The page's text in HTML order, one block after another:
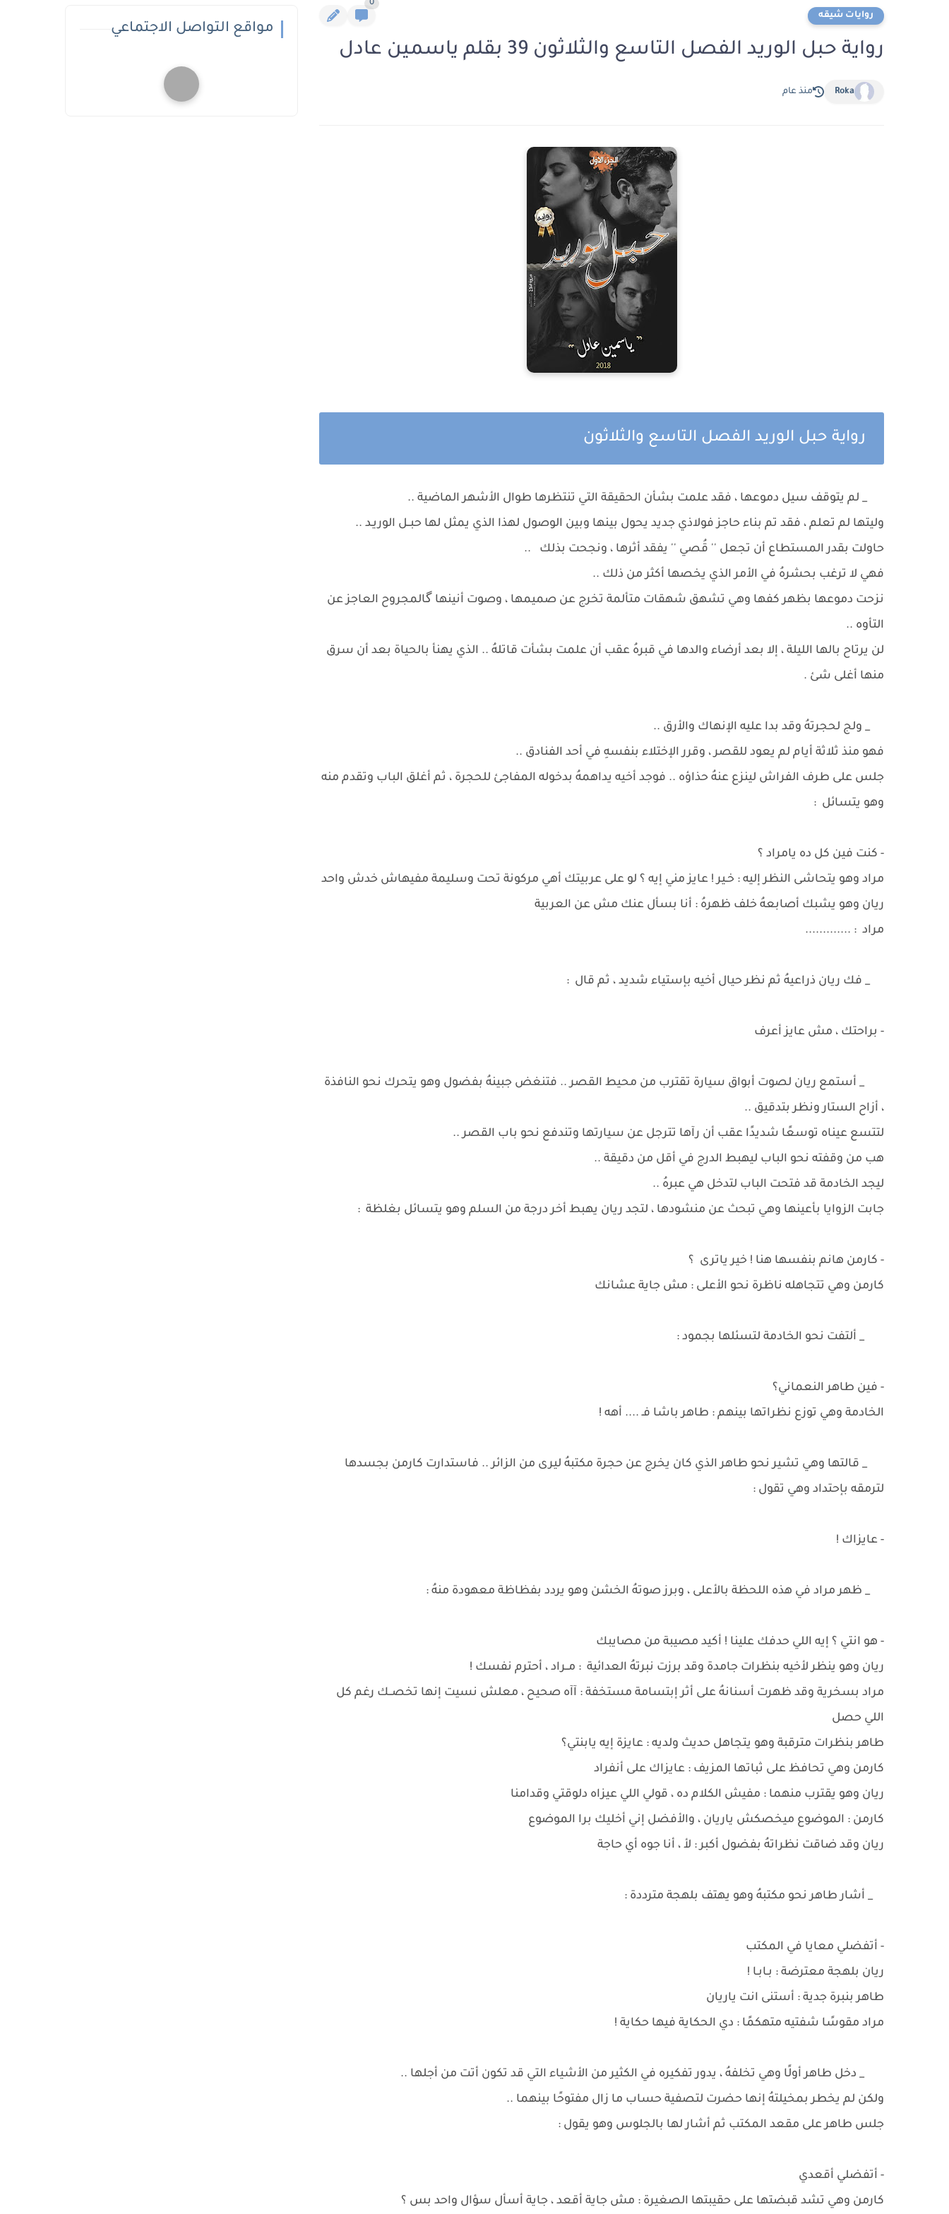
روايات شيقه
0
رواية حبل الوريد الفصل التاسع والثلاثون 39 بقلم ياسمين عادل
Roka منذ عام
رواية حبل الوريد الفصل التاسع والثلاثون
_ لم يتوقف سيل دموعها ، فقد علمت بشأن الحقيقة التي تنتظرها طوال الأشهر الماضية ..
وليتها لم تعلم ، فقد تم بناء حاجز فولاذي جديد يحول بينها وبين الوصول لهذا الذي يمثل لها حبــل الوريـد ..
حاولت بقدر المستطاع أن تجعل '' قُصي '' يفقد أثرها ، ونجحت بذلك ..
فهي لا ترغب بحشرهُ في الأمر الذي يخصها أكثر من ذلك ..
نزحت دموعها بظهر كفها وهي تشهق شهقات متألمة تخرج عن صميمها ، وصوت أنينها گالمجروح العاجز عن
التأوه ..
لن يرتاح بالها الليلة ، إلا بعد أرضاء والدها في قبرهُ عقب أن علمت بشأت قاتلهُ .. الذي يهنأ بالحياة بعد أن سرق
منها أغلى شئ .
_ ولج لحجرتهُ وقد بدا عليه الإنهاك والأرق ..
فهو منذ ثلاثة أيام لم يعود للقصر ، وقرر الإختلاء بنفسهِ في أحد الفنادق ..
جلس على طرف الفراش لينزع عنهُ حذاؤه .. فوجد أخيه يداهمهُ بدخوله المفاجئ للحجرة ، ثم أغلق الباب وتقدم منه
وهو يتسائل :
- كنت فين كل ده يامراد ؟
مراد وهو يتحاشى النظر إليه : خـير ! عايز مني إيه ؟ لو على عربيتك أهي مركونة تحت وسليمة مفيهاش خدش واحد
ريان وهو يشبك أصابعهُ خلف ظهرهُ : أنا بسأل عنك مش عن العربية
مراد : .............
_ فك ريان ذراعيهُ ثم نظر حيال أخيه بإستياء شديد ، ثم قال :
- براحتك ، مش عايز أعرف
_ أستمع ريان لصوت أبواق سيارة تقترب من محيط القصر .. فتنغض جبينهُ بفضول وهو يتحرك نحو النافذة
، أزاح الستار ونظر بتدقيق ..
لتتسع عيناه توسعًا شديدًا عقب أن رآها تترجل عن سيارتها وتندفع نحو باب القصر ..
هب من وقفته نحو الباب ليهبط الدرج في أقل من دقيقة ..
ليجد الخادمة قد فتحت الباب لتدخل هي عبرهُ ..
جابت الزوايا بأعينها وهي تبحث عن منشودها ، لتجد ريان يهبط أخر درجة من السلم وهو يتسائل بغلظة :
- كارمن هانم بنفسها هنا ! خير ياترى ؟
كارمن وهي تتجاهله ناظرة نحو الأعلى : مش جاية عشانك
_ ألتفت نحو الخادمة لتسئلها بجمود :
- فين طاهر النعماني؟
الخادمة وهي توزع نظراتها بينهم : طاهر باشا فـ .... أهه !
_ قالتها وهي تشير نحو طاهر الذي كان يخرج عن حجرة مكتبهُ ليرى من الزائر .. فاستدارت كارمن بجسدها
لترمقه بإحتداد وهي تقول :
- عايزاك !
_ ظهر مراد في هذه اللحظة بالأعلى ، وبرز صوتهُ الخشن وهو يردد بفظاظة معهودة منهُ :
- هو انتي ؟ إيه اللي حدفك علينا ! أكيد مصيبة من مصايبك
ريان وهو ينظر لأخيه بنظرات جامدة وقد برزت نبرتهُ العدائية : مــراد ، أحترم نفسك !
مراد بسخرية وقد ظهرت أسنانهُ على أثر إبتسامة مستخفة : آآه صحيح ، معلش نسيت إنها تخصــك رغم كل
اللي حصل
طاهر بنظرات مترقبة وهو يتجاهل حديث ولديه : عايزة إيه يابنتي؟
كارمن وهي تحافظ على ثباتها المزيف : عايزاك على أنفراد
ريان وهو يقترب منهما : مفيش الكلام ده ، قولي اللي عيزاه دلوقتي وقدامنا
كارمن : الموضوع ميخصكش ياريان ، والأفضل إني أخليك برا الموضوع
ريان وقد ضاقت نظراتهُ بفضول أكبر : لأ ، أنا جوه أي حاجة
_ أشار طاهر نحو مكتبهُ وهو يهتف بلهجة مترددة :
- أتفضلي معايا في المكتب
ريان بلهجة معترضة : بـابـا !
طاهر بنبرة جدية : أستنى انت ياريان
مراد مقوسًا شفتيه متهكمًا : دي الحكاية فيها حكاية !
_ دخل طاهر أولًا وهي تخلفهُ ، يدور تفكيره في الكثير من الأشياء التي قد تكون أتت من أجلها ..
ولكن لم يخطر بمخيلتهُ إنها حضرت لتصفية حساب ما زال مفتوحًا بينهما ..
جلس طاهر على مقعد المكتب ثم أشار لها بالجلوس وهو يقول :
- أتفضلي أقعدي
كارمن وهي تشد قبضتها على حقيبتها الصغيرة : مش جاية أقعد ، جاية أسأل سؤال واحد بس ؟
مواقع التواصل الاجتماعي